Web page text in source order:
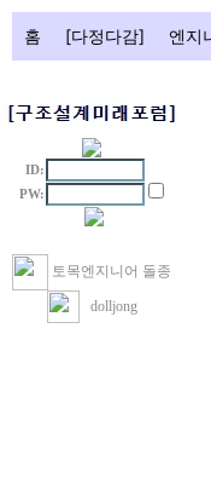
홈 [다정다감] 엔지
ID:
PW:
토목엔지니어 돌종
dolljong